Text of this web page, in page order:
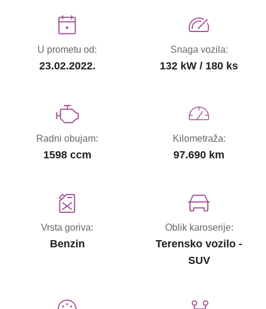
U prometu od:
23.02.2022.
Snaga vozila:
132 kW / 180 ks
Radni obujam:
1598 ccm
Kilometraža:
97.690 km
Vrsta goriva:
Benzin
Oblik karoserije:
Terensko vozilo -
SUV